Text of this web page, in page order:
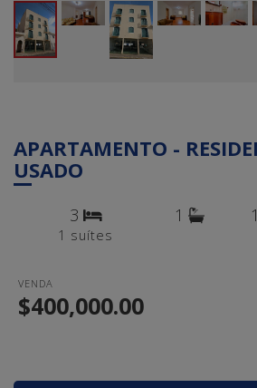
APARTAMENTO -
USADO
3
1 suítes
1 1
VENDA
$400,000.00